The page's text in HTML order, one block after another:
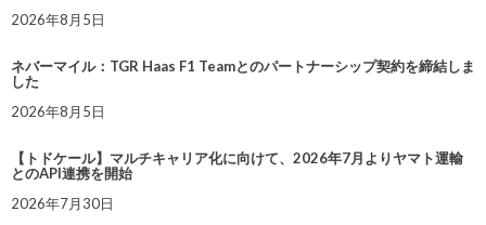
2026年8月5日
ネバーマイル：TGR Haas F1 Teamとのパートナーシップ契約を締結しま
した
2026年8月5日
【トドケール】マルチキャリア化に向けて、2026年7月よりヤマト運輸
とのAPI連携を開始
2026年7月30日